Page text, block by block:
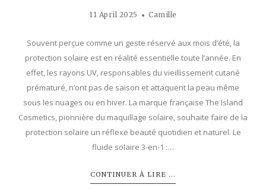
11 April 2025 Camille
Souvent perçue comme un geste réservé aux mois d’été, la
protection solaire est en réalité essentielle toute l’année. En
effet, les rayons UV, responsables du vieillissement cutané
prématuré, n’ont pas de saison et attaquent la peau même
sous les nuages ou en hiver. La marque française The Island
Cosmetics, pionnière du maquillage solaire, souhaite faire de la
protection solaire un réflexe beauté quotidien et naturel. Le
fluide solaire 3-en-1 :…
CONTINUER À LIRE ...